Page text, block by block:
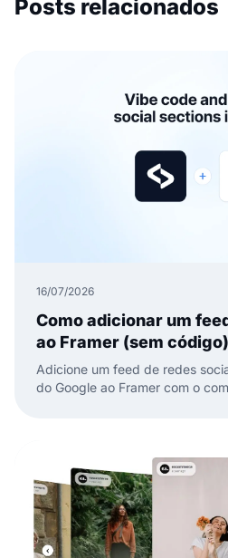
Posts relacionados
16/07/2026
Como adicionar um
ao Framer (sem código)
Adicione um feed de redes
do Google ao Framer com o